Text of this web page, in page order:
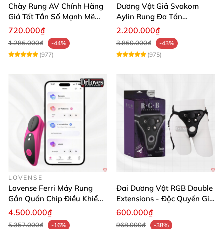
Chày Rung AV Chính Hãng
Giá Tốt Tần Số Mạnh Mẽ
Siêu Bền
720.000₫
1.286.000₫
-44%
(977)
Dương Vật Giả Svakom
Aylin Rung Đa Tần
Massage Sung Sướng
2.200.000₫
3.860.000₫
-43%
(975)
LOVENSE
Lovense Ferri Máy Rung
Gắn Quần Chip Điều Khiển
App Tăng Hưng Phấn
4.500.000₫
5.357.000₫
-16%
Đai Dương Vật RGB Double
Extensions - Độc Quyền Giá
Sốc
600.000₫
968.000₫
-38%